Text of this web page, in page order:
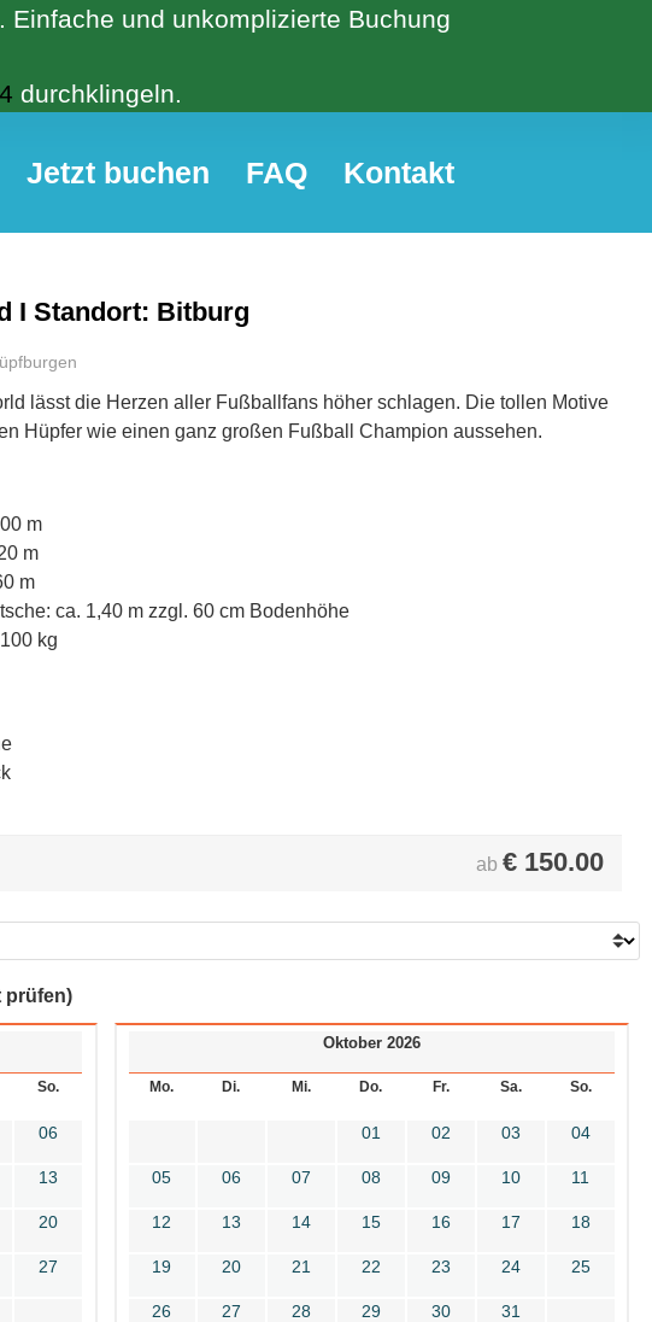
und unkomplizierte Buchung
durchklingeln.
Jetzt buchen FAQ Kontakt
I Standort: Bitburg
lässt die Herzen aller Fußballfans höher schlagen. Die tollen Motive
Hüpfer wie einen ganz großen Fußball Champion aussehen.
m
m
m
ca. 1,40 m zzgl. 60 cm Bodenhöhe
kg
ab € 150.00
prüfen)
So.
06
13
20
27
Oktober 2026
Mo. Di. Mi. Do. Fr. Sa. So.
01 02 03 04
05 06 07 08 09 10 11
12 13 14 15 16 17 18
19 20 21 22 23 24 25
26 27 28 29 30 31